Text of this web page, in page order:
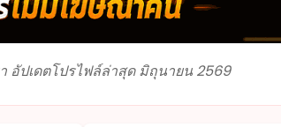
อัปเดตโปรไฟล์ล่าสุด มิถุนายน 2569